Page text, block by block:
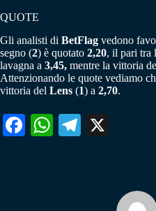
QUOTE
Gli analisti di BetFlag vedono
segno (2) è quotato 2,20, il pari tra
lavagna a 3,45, mentre la vittoria
Attenzionando le quote vediamo
vittoria del Lens (1) a 2,70.
Fa W
Te